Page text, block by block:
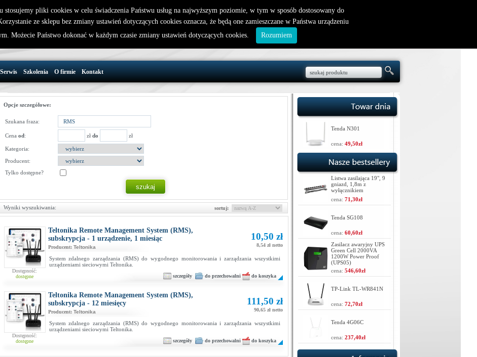
nowy klient
32 721 86 72
support@wirelesslan.com.pl
W koszyku jest 0 produktów(y)
Serwis Szkolenia O firmie Kontakt
Opcje szczegółowe:
Szukana fraza:
Cena od: zł do zł
Kategoria:
Producent:
Tylko dostępne?
Wyniki wyszukiwania: sortuj:
Dostępność:
dostępne
Teltonika Remote Management System (RMS),
subskrypcja - 1 urządzenie, 1 miesiąc
Producent: Teltonika
10,50 zł
8,54 zł netto
System zdalnego zarządzania (RMS) do wygodnego monitorowania i zarządzania wszystkimi
urządzeniami sieciowymi Teltonika.
szczegóły do przechowalni do koszyka
Dostępność:
dostępne
Teltonika Remote Management System (RMS),
subskrypcja - 12 miesięcy
Producent: Teltonika
111,50 zł
90,65 zł netto
System zdalnego zarządzania (RMS) do wygodnego monitorowania i zarządzania wszystkimi
urządzeniami sieciowymi Teltonika.
szczegóły do przechowalni do koszyka
Tenda N301
cena: 49,50zł
Listwa zasilająca 19", 9
gniazd, 1,8m z
wyłącznikiem
cena: 71,30zł
Tenda SG108
cena: 60,60zł
Zasilacz awaryjny UPS
Green Cell 2000VA
1200W Power Proof
(UPS05)
cena: 546,60zł
TP-Link TL-WR841N
cena: 72,70zł
Tenda 4G06C
cena: 237,40zł
stosujemy pliki cookies w celu świadczenia Państwu usług na najwyższym poziomie, w tym w sposób dostosowany do
ze sklepu bez zmiany ustawień dotyczących cookies oznacza, że będą one zamieszczane w Państwa urządzeniu
Możecie Państwo dokonać w każdym czasie zmiany ustawień dotyczących cookies.
Rozumiem